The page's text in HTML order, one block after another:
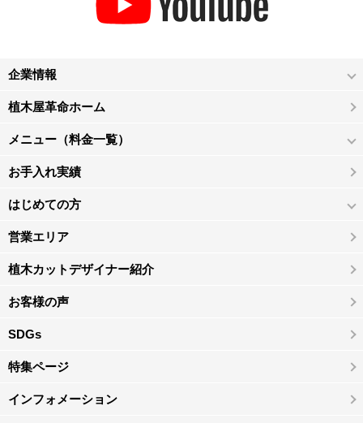
企業情報
植木屋革命ホーム
メニュー（料金一覧）
お手入れ実績
はじめての方
営業エリア
植木カットデザイナー紹介
お客様の声
SDGs
特集ページ
インフォメーション